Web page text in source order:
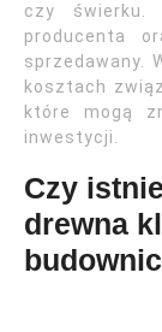
czy świerku.
producenta
sprzedawany.
kosztach
które mogą
inwestycji.
Czy
drewna